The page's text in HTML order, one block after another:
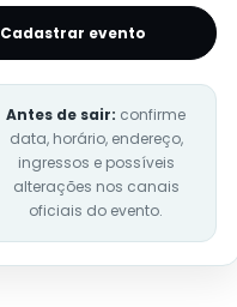
Cadastrar evento
Antes de sair: confirme
data, horário, endereço,
ingressos e possíveis
alterações nos canais
oficiais do evento.